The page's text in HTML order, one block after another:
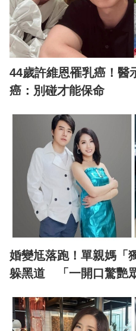
44歲許維恩罹乳癌！醫
癌：別碰才能保命
婚變尪落跑！單親媽「
躲黑道 「一開口驚艷